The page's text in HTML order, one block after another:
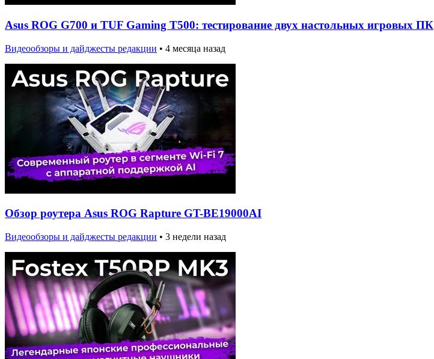
Asus ROG G700 и TUF Gaming T500: тестирование двух настольных игровых ПК
Видеообзоры и дайджесты редакции • 4 месяца назад
Обзор роутера Asus ROG Rapture GT-BE19000AI
Видеообзоры и дайджесты редакции • 3 недели назад